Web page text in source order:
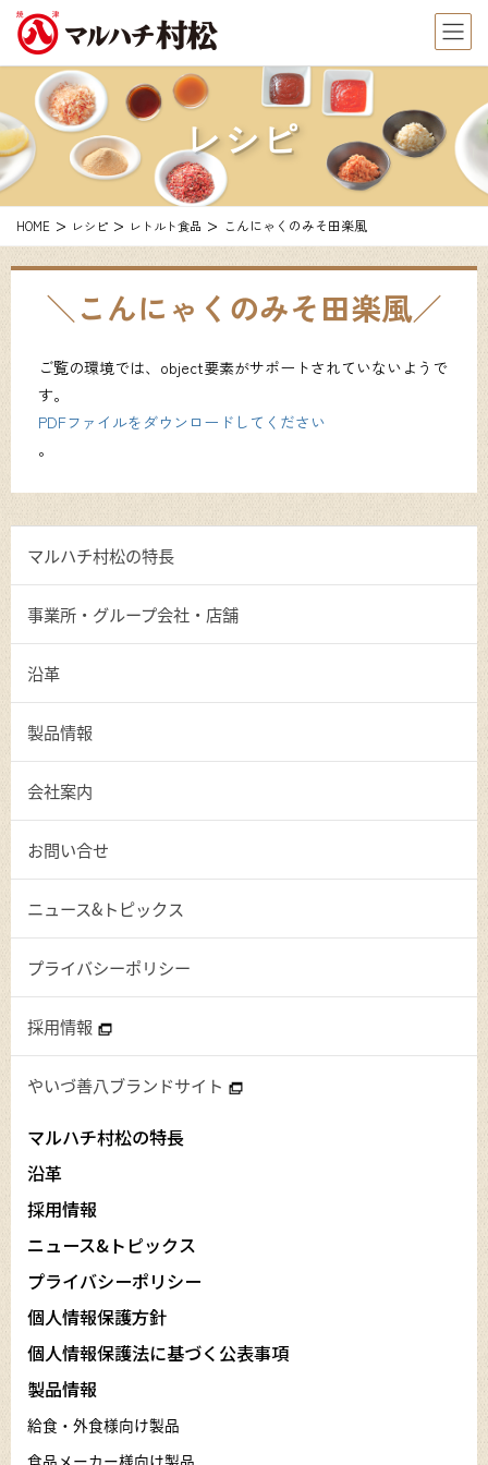
レシピ
HOME レシピ レトルト食品 こんにゃくのみそ田楽風
こんにゃくのみそ田楽風
ご覧の環境では、object要素がサポートされていないようで
す。
PDFファイルをダウンロードしてください
。
マルハチ村松の特長
事業所・グループ会社・店舗
沿革
製品情報
会社案内
お問い合せ
ニュース&トピックス
プライバシーポリシー
採用情報
やいづ善八ブランドサイト
マルハチ村松の特長
沿革
採用情報
ニュース&トピックス
プライバシーポリシー
個人情報保護方針
個人情報保護法に基づく公表事項
製品情報
給食・外食様向け製品